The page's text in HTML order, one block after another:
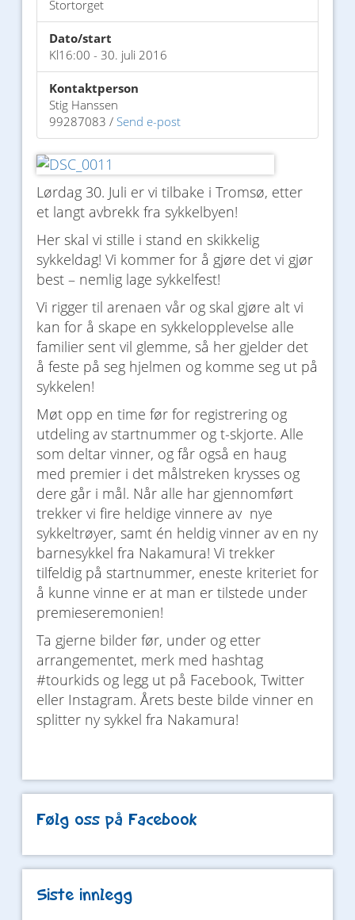
Stortorget
Dato/start
Kl16:00 - 30. juli 2016
Kontaktperson
Stig Hanssen
99287083 / Send e-post
Lørdag 30. Juli er vi tilbake i Tromsø, etter
et langt avbrekk fra sykkelbyen!
Her skal vi stille i stand en skikkelig
sykkeldag! Vi kommer for å gjøre det vi gjør
best – nemlig lage sykkelfest!
Vi rigger til arenaen vår og skal gjøre alt vi
kan for å skape en sykkelopplevelse alle
familier sent vil glemme, så her gjelder det
å feste på seg hjelmen og komme seg ut på
sykkelen!
Møt opp en time før for registrering og
utdeling av startnummer og t-skjorte. Alle
som deltar vinner, og får også en haug
med premier i det målstreken krysses og
dere går i mål. Når alle har gjennomført
trekker vi fire heldige vinnere av nye
sykkeltrøyer, samt én heldig vinner av en ny
barnesykkel fra Nakamura! Vi trekker
tilfeldig på startnummer, eneste kriteriet for
å kunne vinne er at man er tilstede under
premieseremonien!
Ta gjerne bilder før, under og etter
arrangementet, merk med hashtag
#tourkids og legg ut på Facebook, Twitter
eller Instagram. Årets beste bilde vinner en
splitter ny sykkel fra Nakamura!
Følg oss på Facebook
Siste innlegg